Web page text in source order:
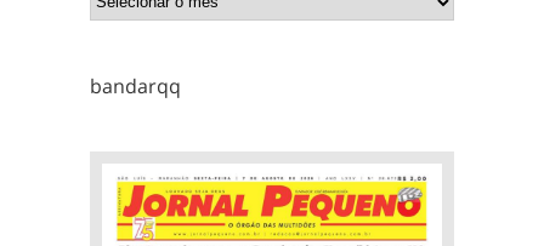
bandarqq